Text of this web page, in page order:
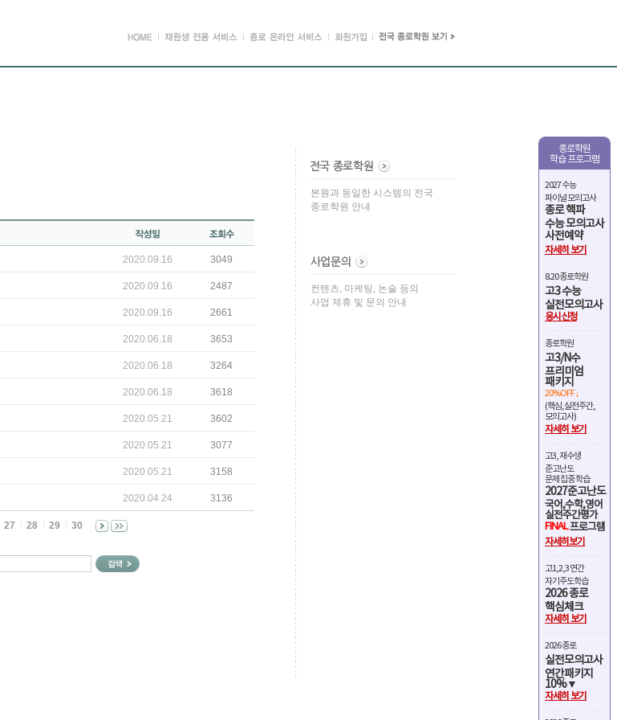
종로학원
학습 프로그램
2027 수능
파이널 모의고사
종로 핵파
수능 모의고사
사전예약
자세히 보기
8.20 종로학원
고3 수능
실전모의고사
응시신청
종로학원
고3/N수
프리미엄
패키지
20%OFF ↓
(핵심,실전주간,
모의고사)
자세히 보기
고3, 재수생
준고난도
문제 집중 학습
2027준고난도
국어,수학,영어
실전주간평가
FINAL프로그램
자세히보기
고1,2,3 연간
자기주도학습
2026 종로
핵심체크
자세히 보기
2026 종로
실전모의고사
연간패키지
10%▼
자세히 보기
2020.09.16 3049
2020.09.16 2487
2020.09.16 2661
2020.06.18 3653
2020.06.18 3264
2020.06.18 3618
2020.05.21 3602
2020.05.21 3077
2020.05.21 3158
2020.04.24 3136
27 28 29 30
본원과 동일한 시스템의 전국
종로학원 안내
컨텐츠, 마케팅, 논술 등의
사업 제휴 및 문의 안내